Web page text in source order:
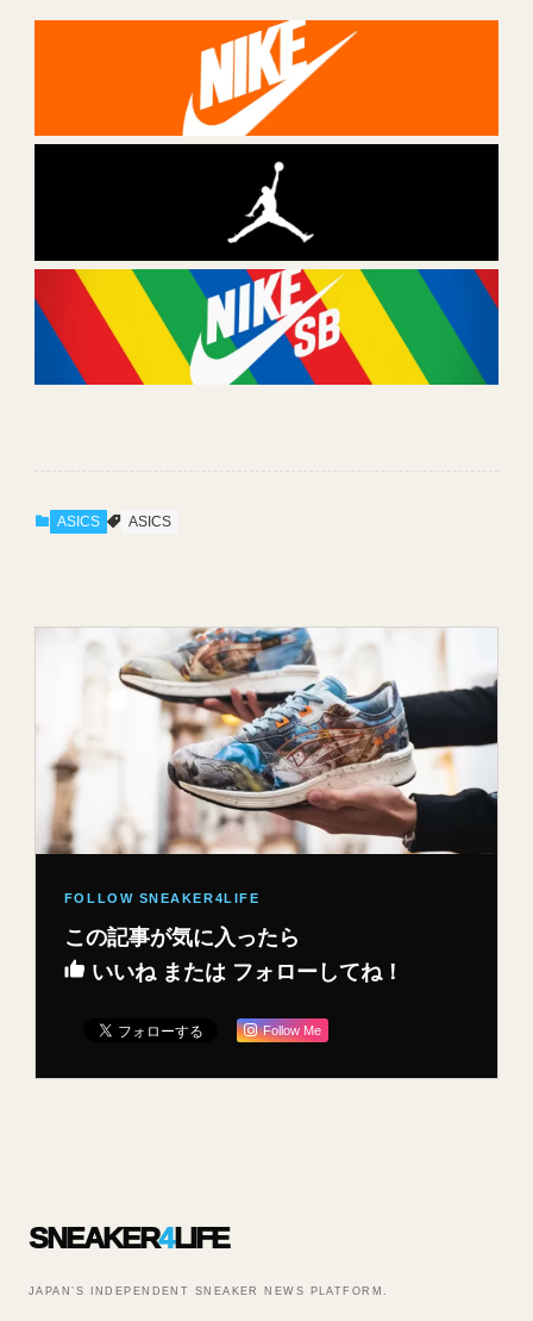
ASICS ASICS
この記事が気に入ったら
いいね または フォローしてね！
Follow Me
SNEAKER4LIFE
JAPAN’S INDEPENDENT SNEAKER NEWS PLATFORM.